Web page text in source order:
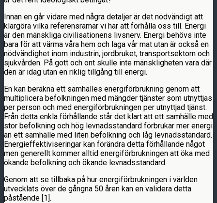
Innan en går vidare med några detaljer är det nödvändigt att
klargöra vilka referensramar vi har att förhålla oss till. Energi
är den mänskliga civilisationens livsnerv. Energi behövs inte
bara för att värma våra hem och laga vår mat utan är också en
nödvändighet inom industrin, jordbruket, transportsektorn och
sjukvården. På gott och ont skulle inte mänskligheten vara där
den är idag utan en riklig tillgång till energi.
En kan beräkna ett samhälles energiförbrukning genom att
multiplicera befolkningen med mängder tjänster som utnyttjas
per person och med energiförbrukningen per utnyttjad tjänst.
Från detta enkla förhållande står det klart att ett samhälle med
stor befolkning och hög levnadsstandard förbrukar mer energi
än ett samhälle med liten befolkning och låg levnadsstandard.
Energieffektiviseringar kan förändra detta förhållande något
men generellt kommer alltid energiförbrukningen att öka med
ökande befolkning och ökande levnadsstandard.
Genom att se tillbaka på hur energiförbrukningen i världen
utvecklats över de gångna 50 åren kan en validera detta
påstående [1].